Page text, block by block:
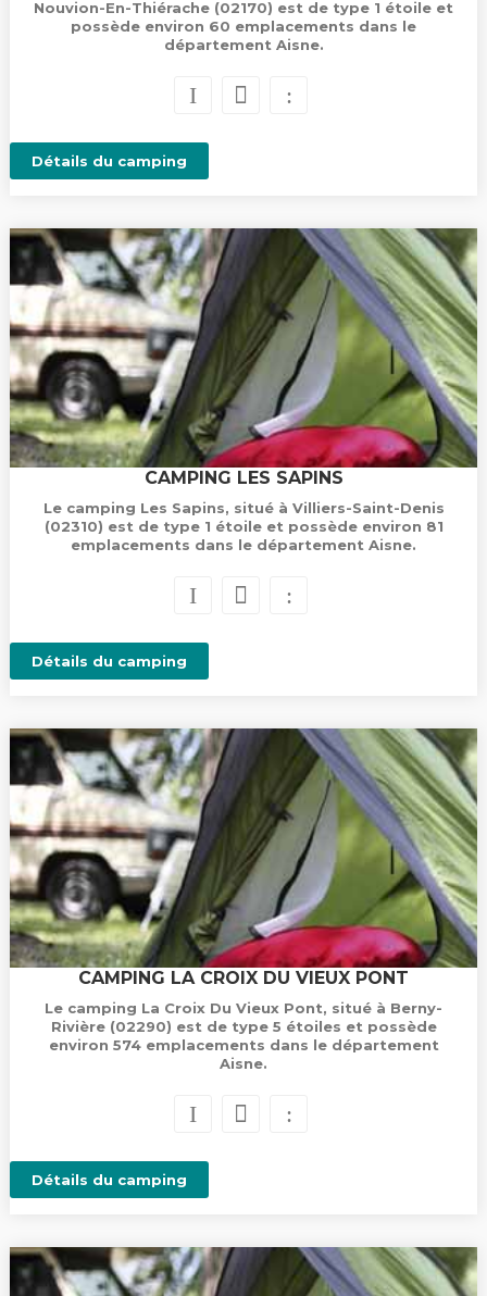
Nouvion-En-Thiérache (02170) est de type 1 étoile et
possède environ 60 emplacements dans le
département Aisne.
Détails du camping
CAMPING LES SAPINS
Le camping Les Sapins, situé à Villiers-Saint-Denis
(02310) est de type 1 étoile et possède environ 81
emplacements dans le département Aisne.
Détails du camping
CAMPING LA CROIX DU VIEUX PONT
Le camping La Croix Du Vieux Pont, situé à Berny-
Rivière (02290) est de type 5 étoiles et possède
environ 574 emplacements dans le département
Aisne.
Détails du camping